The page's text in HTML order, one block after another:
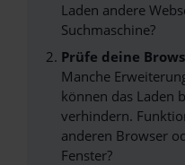
Laden andere
Suchmaschine?
Prüfe deine
Manche
können das Laden
verhindern.
anderen Browser
Fenster?